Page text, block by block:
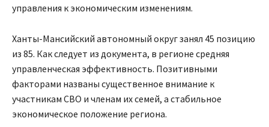
управления к экономическим изменениям.
Ханты-Мансийский автономный округ занял 45 позицию
из 85. Как следует из документа, в регионе средняя
управленческая эффективность. Позитивными
факторами названы существенное внимание к
участникам СВО и членам их семей, а стабильное
экономическое положение региона.